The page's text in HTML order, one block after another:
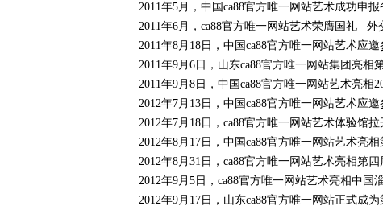
2011年5月，中国ca88官方唯一网站艺术成功申报
2011年6月，ca88官方唯一网站艺术荣膺国礼 外
2011年8月18日，中国ca88官方唯一网站艺术应
2011年9月6日，山东ca88官方唯一网站集团亮
2011年9月8日，中国ca88官方唯一网站艺术亮相
2012年7月13日，中国ca88官方唯一网站艺术应
2012年7月18日，ca88官方唯一网站艺术体验馆拉
2012年8月17日，中国ca88官方唯一网站艺术亮
2012年8月31日，ca88官方唯一网站艺术亮相第
2012年9月5日，ca88官方唯一网站艺术亮相中国
2012年9月17日，山东ca88官方唯一网站正式成